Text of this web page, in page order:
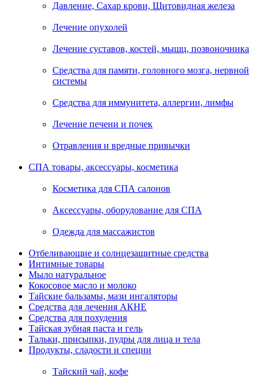
Давление, Сахар крови, Щитовидная железа
Лечение опухолей
Лечение суставов, костей, мышц, позвоночника
Средства для памяти, головного мозга, нервной
системы
Средства для иммунитета, аллергии, лимфы
Лечение печени и почек
Отравления и вредные привычки
СПА товары, аксессуары, косметика
Косметика для СПА салонов
Аксессуары, оборудование для СПА
Одежда для массажистов
Отбеливающие и солнцезащитные средства
Интимные товары
Мыло натуральное
Кокосовое масло и молоко
Тайские бальзамы, мази ингаляторы
Средства для лечения АКНЕ
Средства для похудения
Тайская зубная паста и гель
Тальки, присыпки, пудры для лица и тела
Продукты, сладости и специи
Тайский чай, кофе